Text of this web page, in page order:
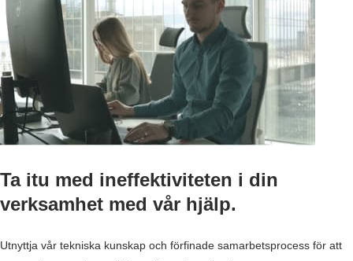
D
M
A
N
A
G
E
M
E
N
O
F
W
Ta itu med ineffektiviteten i din
verksamhet med vår hjälp.
Utnyttja vår tekniska kunskap och förfinade samarbetsprocess för att